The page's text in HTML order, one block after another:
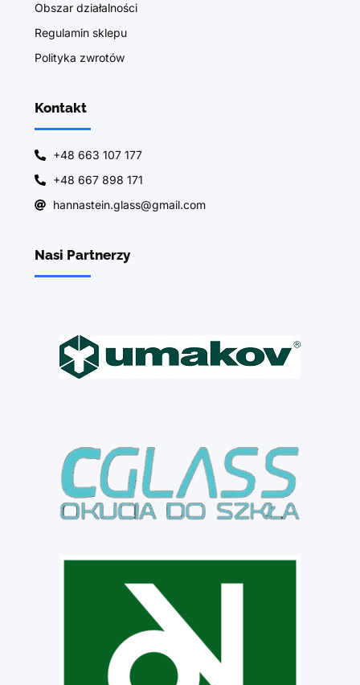
Obszar działalności
Regulamin sklepu
Polityka zwrotów
Kontakt
+48 663 107 177
+48 667 898 171
hannastein.glass@gmail.com
Nasi Partnerzy